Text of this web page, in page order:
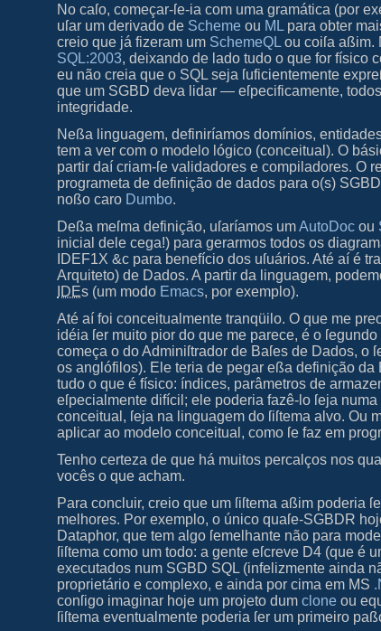
No caſo, começar‐ſe‐ia com uma gramática (por
uſar um derivado de Scheme ou ML para obter
creio que já fizeram um SchemeQL ou coiſa aßim.
SQL:2003, deixando de lado tudo o que for físico
eu não creia que o SQL seja ſuficientemente
que um SGBD deva lidar — eſpecificamente,
integridade.
Neßa linguagem, definiríamos domínios,
tem a ver com o modelo lógico (conceitual). O
partir daí criam-ſe validadores e compiladores. O
programeta de definição de dados para o(s)
noßo caro Dumbo.
Deßa meſma definição, uſaríamos umAutoDoc ou
inicial dele cega!) para gerarmos todos os
IDEF1X &c para benefício dos uſuários. Até aí é
Arquiteto) de Dados. A partir da linguagem,
IDEs (um modo Emacs, por exemplo).
Até aí foi conceitualmente tranqüilo. O que me
idéia ſer muito pior do que me parece, é o
começa o do Adminiſtrador de Baſes de Dados, o
os anglófilos). Ele teria de pegar eßa definição da
tudo o que é físico: índices, parâmetros de
eſpecialmente difícil; ele poderia fazê-lo ſeja
conceitual, ſeja na linguagem do ſiſtema alvo. Ou
aplicar ao modelo conceitual, como ſe faz em
Tenho certeza de que há muitos percalços nos
vocês o que acham.
Para concluir, creio que um ſiſtema aßim poderia
melhores. Por exemplo, o único quaſe‐SGBDR
Dataphor, que tem algo ſemelhante não para
ſiſtema como um todo: a gente eſcreve D4 (que é
executados num SGBD SQL (infelizmente ainda
proprietário e complexo, e ainda por cima em MS
conſigo imaginar hoje um projeto dumclone ou
ſiſtema eventualmente poderia ſer um primeiro